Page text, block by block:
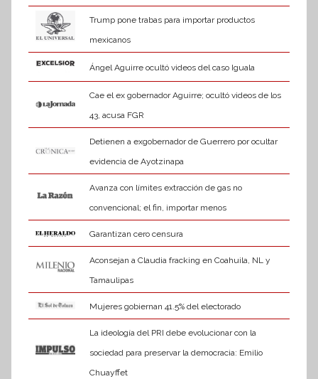
a
Trump pone trabas para importar productos
mexicanos
Ángel Aguirre ocultó videos del caso Iguala
Cae el ex gobernador Aguirre; ocultó videos de los
43, acusa FGR
Detienen a exgobernador de Guerrero por ocultar
evidencia de Ayotzinapa
Avanza con límites extracción de gas no
convencional; el fin, importar menos
Garantizan cero censura
Aconsejan a Claudia fracking en Coahuila, NL y
Tamaulipas
Mujeres gobiernan 41.5% del electorado
La ideología del PRI debe evolucionar con la
sociedad para preservar la democracia: Emilio
Chuayffet